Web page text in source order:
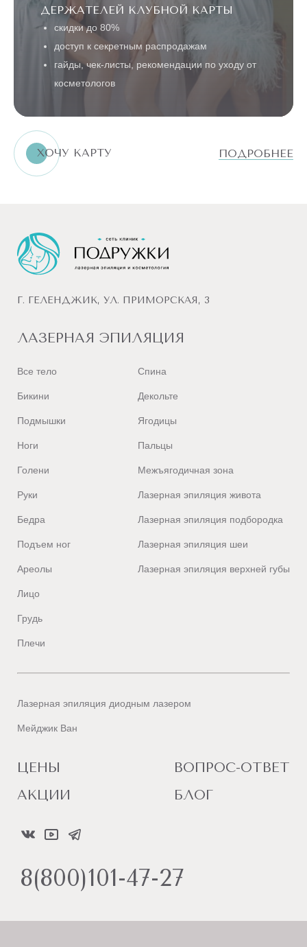
ДЕРЖАТЕЛЕЙ КЛУБНОЙ КАРТЫ
скидки до 80%
доступ к секретным распродажам
гайды, чек-листы, рекомендации по уходу от
косметологов
ХОЧУ КАРТУ ПОДРОБНЕЕ
Г. ГЕЛЕНДЖИК, УЛ. ПРИМОРСКАЯ, 3
ЛАЗЕРНАЯ ЭПИЛЯЦИЯ
Все тело
Бикини
Подмышки
Ноги
Голени
Руки
Бедра
Подъем ног
Ареолы
Лицо
Грудь
Плечи
Спина
Декольте
Ягодицы
Пальцы
Межъягодичная зона
Лазерная эпиляция живота
Лазерная эпиляция подбородка
Лазерная эпиляция шеи
Лазерная эпиляция верхней губы
Лазерная эпиляция диодным лазером
Мейджик Ван
ЦЕНЫ
АКЦИИ
ВОПРОС-ОТВЕТ
БЛОГ
8(800)101-47-27